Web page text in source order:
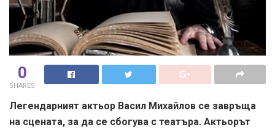
0
SHARES
Легендарният актьор Васил Михайлов се завръща
на сцената, за да се сбогува с театъра. Актьорът